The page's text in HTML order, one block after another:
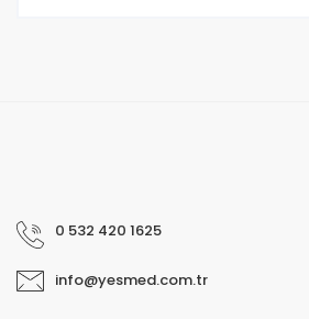
0 532 420 1625
info@yesmed.com.tr